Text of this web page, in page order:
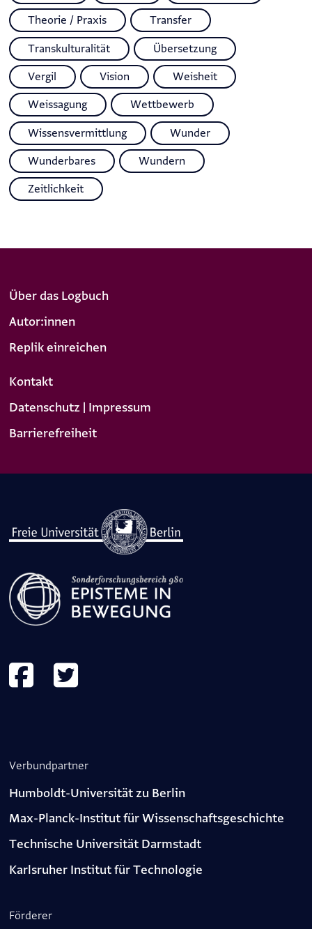
Theorie / Praxis Transfer
Transkulturalität Übersetzung
Vergil Vision Weisheit
Weissagung Wettbewerb
Wissensvermittlung Wunder
Wunderbares Wundern
Zeitlichkeit
Über das Logbuch
Autor:innen
Replik einreichen
Kontakt
Datenschutz | Impressum
Barrierefreiheit
Verbundpartner
Humboldt-Universität zu Berlin
Max-Planck-Institut für Wissenschaftsgeschichte
Technische Universität Darmstadt
Karlsruher Institut für Technologie
Förderer